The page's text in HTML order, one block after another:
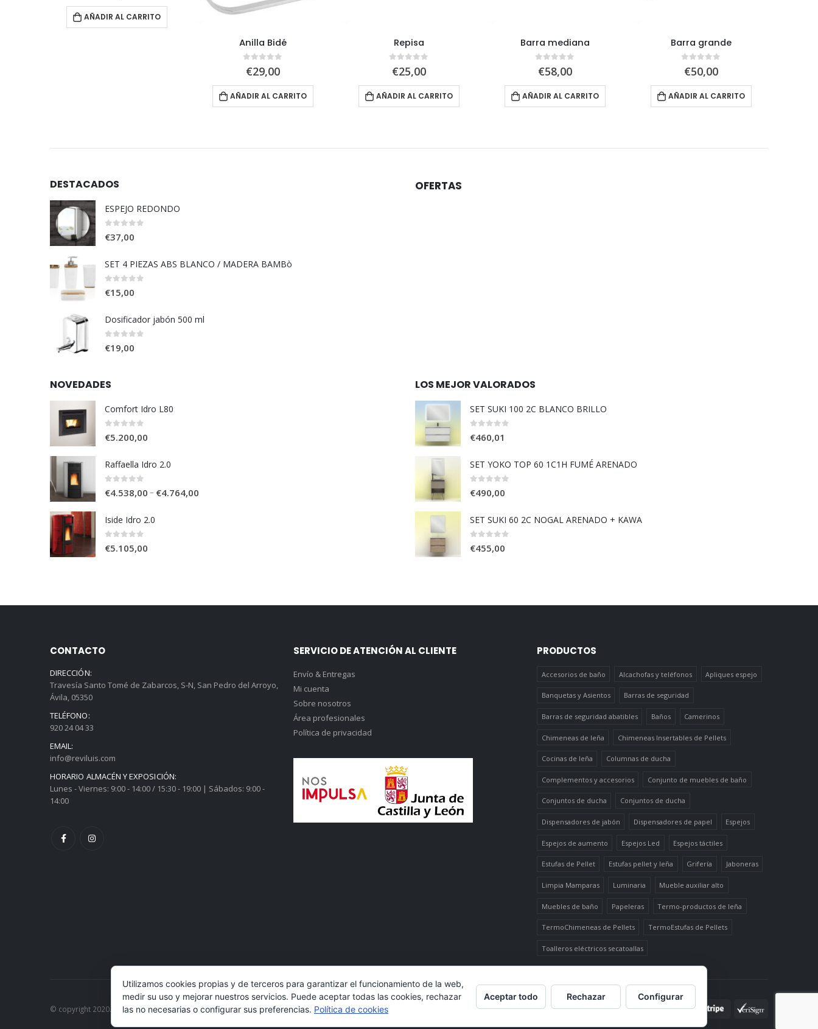
AÑADIR AL CARRITO
Anilla Bidé
0out of 5
€29,00
AÑADIR AL CARRITO
Repisa
0out of 5
€25,00
AÑADIR AL CARRITO
Barra mediana
0out of 5
€58,00
AÑADIR AL CARRITO
Barra grande
0out of 5
€50,00
AÑADIR AL CARRITO
DESTACADOS
ESPEJO REDONDO
€37,00
SET 4 PIEZAS ABS BLANCO / MADERA BAMBò
€15,00
Dosificador jabón 500 ml
€19,00
OFERTAS
NOVEDADES
Comfort Idro L80
€5.200,00
Raffaella Idro 2.0
€4.538,00 – €4.764,00
Iside Idro 2.0
€5.105,00
LOS MEJOR VALORADOS
SET SUKI 100 2C BLANCO BRILLO
€460,01
SET YOKO TOP 60 1C1H FUMÉ ARENADO
€490,00
SET SUKI 60 2C NOGAL ARENADO + KAWA
€455,00
CONTACTO
DIRECCIÓN:
Travesía Santo Tomé de Zabarcos, S-N, San Pedro del Arroyo,
Ávila, 05350
TELÉFONO:
920 24 04 33
EMAIL:
info@reviluis.com
HORARIO ALMACÉN Y EXPOSICIÓN:
Lunes - Viernes: 9:00 - 14:00 / 15:30 - 19:00 | Sábados: 9:00 -
14:00
SERVICIO DE ATENCIÓN AL CLIENTE
Envío & Entregas
Mi cuenta
Sobre nosotros
Área profesionales
Política de privacidad
PRODUCTOS
Accesorios de baño Alcachofas y teléfonos Apliques espejo
Banquetas y Asientos Barras de seguridad
Barras de seguridad abatibles Baños Camerinos
Chimeneas de leña Chimeneas Insertables de Pellets
Cocinas de leña Columnas de ducha
Complementos y accesorios Conjunto de muebles de baño
Conjuntos de ducha Conjuntos de ducha
Dispensadores de jabón Dispensadores de papel Espejos
Espejos de aumento Espejos Led Espejos táctiles
Estufas de Pellet Estufas pellet y leña Grifería Jaboneras
Limpia Mamparas Luminaria Mueble auxiliar alto
Muebles de baño Papeleras Termo-productos de leña
TermoChimeneas de Pellets TermoEstufas de Pellets
Toalleros eléctricos secatoallas
© copyright 2020. All Rights Reserved.
Utilizamos cookies propias y de terceros para garantizar el funcionamiento de la web,
medir su uso y mejorar nuestros servicios. Puede aceptar todas las cookies, rechazar
las no necesarias o configurar sus preferencias. Política de cookies
Aceptar todo Rechazar Configurar